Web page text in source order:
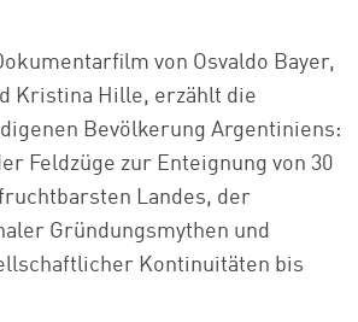
von Osvaldo Bayer,
Kristina Hille, erzählt die
Bevölkerung Argentiniens:
Feldzüge zur Enteignung von 30
Landes, der
Gründungsmythen und
Kontinuitäten bis